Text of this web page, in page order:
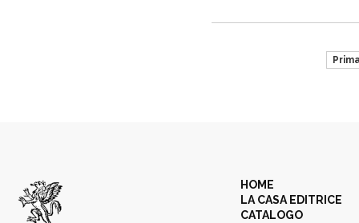
HOME
LA CASA EDITRICE
CATALOGO